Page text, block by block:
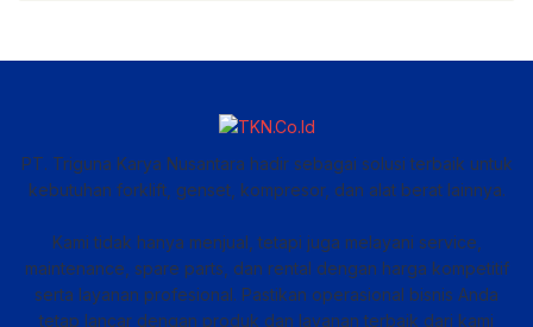
PT. Triguna Karya Nusantara hadir sebagai solusi terbaik untuk
kebutuhan forklift, genset, kompresor, dan alat berat lainnya.
Kami tidak hanya menjual, tetapi juga melayani service,
maintenance, spare parts, dan rental dengan harga kompetitif
serta layanan profesional. Pastikan operasional bisnis Anda
tetap lancar dengan produk dan layanan terbaik dari kami